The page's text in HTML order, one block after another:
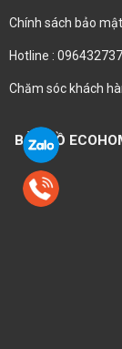
Chính sách bảo mật
Hotline :
Chăm sóc khách
BẢN ĐỒ